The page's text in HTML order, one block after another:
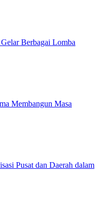
Berbagai Lomba
Membangun Masa
Pusat dan Daerah dalam